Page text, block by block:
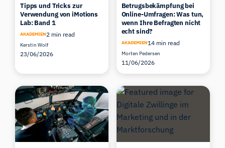
Tipps und Tricks zur
Verwendung von iMotions
Lab: Band 1
AKADEMIEN2 min read
Kerstin Wolf
23/06/2026
Betrugsbekämpfung bei
Online-Umfragen: Was tun,
wenn Ihre Befragten nicht
echt sind?
AKADEMIEN14 min read
Morten Pedersen
11/06/2026